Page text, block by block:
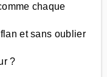
chaque
et sans oublier
?